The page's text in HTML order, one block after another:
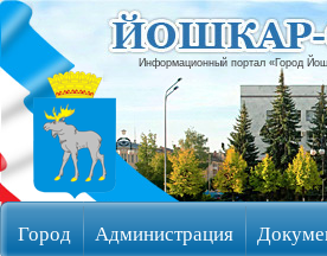
Информационный портал «Город
Город Администрация